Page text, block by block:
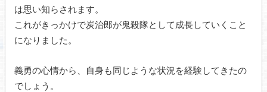
は思い知らされます。
これがきっかけで炭治郎が鬼殺隊として成長していくこと
になりました。
義勇の心情から、自身も同じような状況を経験してきたの
でしょう。